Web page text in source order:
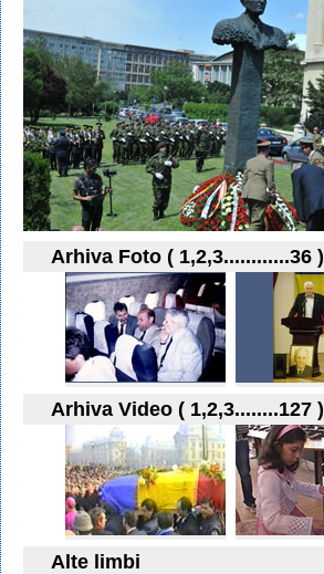
Arhiva Foto ( 1,2,3............36 )
Arhiva Video ( 1,2,3........127 )
Alte limbi